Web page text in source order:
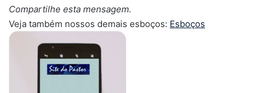
Compartilhe esta mensagem.
Veja também nossos demais esboços: Esboços